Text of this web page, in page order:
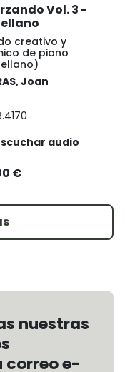
Vol. 3 -
creativo y
de piano
Joan
audio
€
nuestras
correo e-